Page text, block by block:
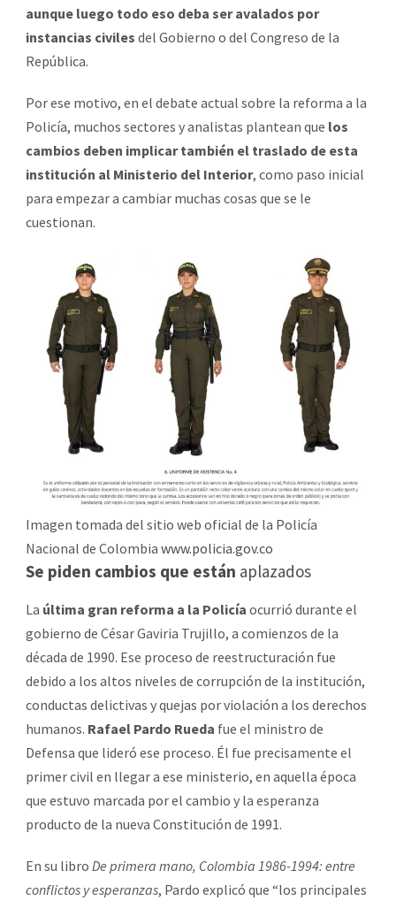
aunque luego todo eso deba ser avalados por
instancias civiles del Gobierno o del Congreso de la
República.
Por ese motivo, en el debate actual sobre la reforma a la
Policía, muchos sectores y analistas plantean que los
cambios deben implicar también el traslado de esta
institución al Ministerio del Interior, como paso inicial
para empezar a cambiar muchas cosas que se le
cuestionan.
Imagen tomada del sitio web oficial de la Policía
Nacional de Colombia www.policia.gov.co
Se piden cambios que están aplazados
La última gran reforma a la Policía ocurrió durante el
gobierno de César Gaviria Trujillo, a comienzos de la
década de 1990. Ese proceso de reestructuración fue
debido a los altos niveles de corrupción de la institución,
conductas delictivas y quejas por violación a los derechos
humanos. Rafael Pardo Rueda fue el ministro de
Defensa que lideró ese proceso. Él fue precisamente el
primer civil en llegar a ese ministerio, en aquella época
que estuvo marcada por el cambio y la esperanza
producto de la nueva Constitución de 1991.
En su libro De primera mano, Colombia 1986-1994: entre
conflictos y esperanzas, Pardo explicó que “los principales